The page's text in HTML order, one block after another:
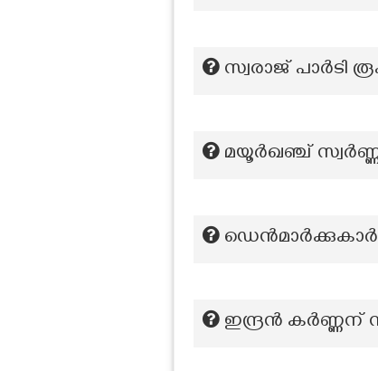
സ്വരാജ് പാര്‍ടി
മയൂർഖഞ്ച്
ഡെൻമാർക്കുകാർ
ഇന്ദ്രൻ